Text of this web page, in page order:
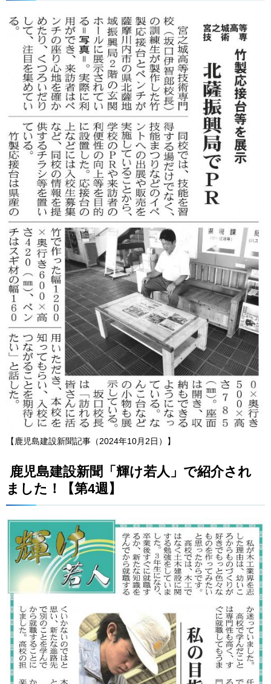
【鹿児島建設新聞記事（2024年10月2日）】
鹿児島建設新聞「輝け若人」で紹介され
ました！【第4週】